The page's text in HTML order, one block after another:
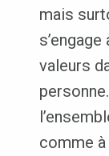
mais
valeurs
comme